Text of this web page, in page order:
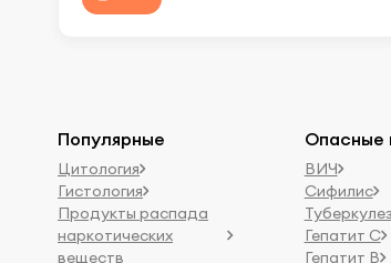
Популярные
Цитология
Гистология
Продукты распада
наркотических
веществ
Опасные
ВИЧ
Сифилис
Туберкулез
Гепатит C
Гепатит B